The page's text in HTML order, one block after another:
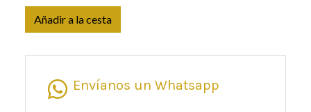
Añadir a la cesta
Envíanos un Whatsapp